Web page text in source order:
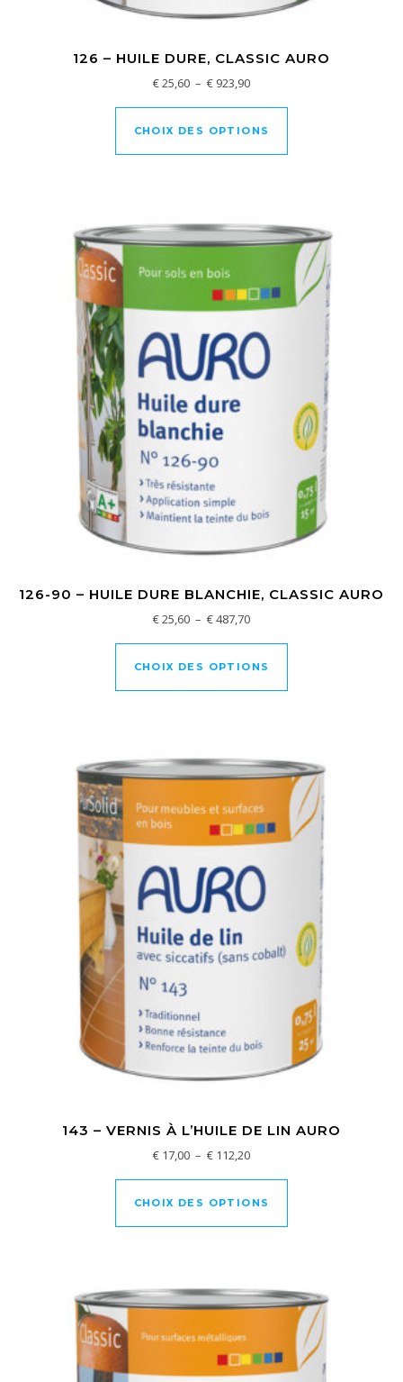
126 – HUILE DURE, CLASSIC AURO
€25,60 – € 923,90Plage de prix : € 25,60 à €
CHOIX DES OPTIONS
Ce produit a
126-90 – HUILE DURE BLANCHIE, CLASSIC AURO
€25,60 – €487,70Plage de prix : € 25,60 à €
CHOIX DES OPTIONS
Ce produit a
143 – VERNIS À L’HUILE DE LIN AURO
€ 17,00 – € 112,20Plage de prix : € 17,00 à €
CHOIX DES OPTIONS
Ce produit a